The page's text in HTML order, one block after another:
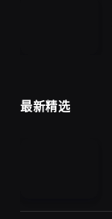
最新精选